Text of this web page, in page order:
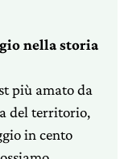
nella storia
più amato da
del territorio,
in cento